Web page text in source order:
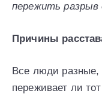
пережить
Причины
Все люди разные,
переживает ли